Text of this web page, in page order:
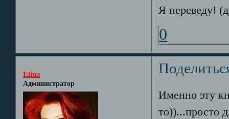
Я переведу!
0
Elina
Администратор
Именно эту
то))...просто